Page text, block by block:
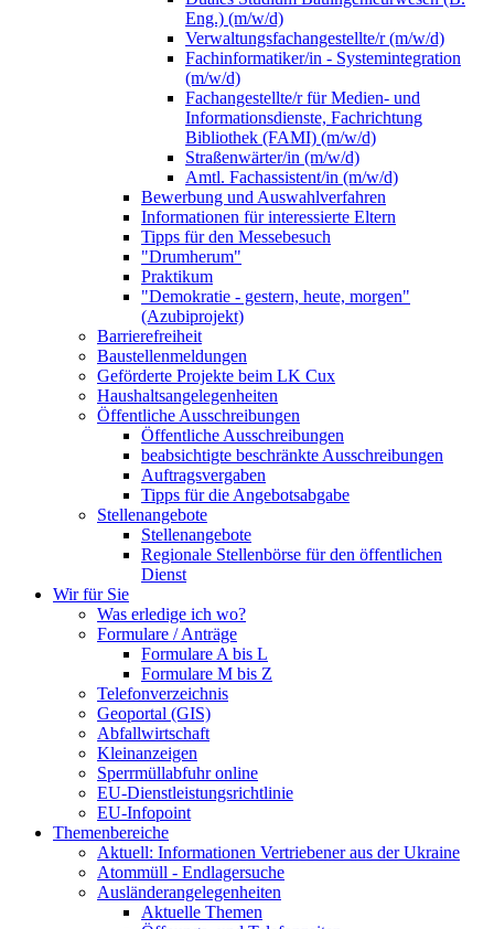
Eng.) (m/w/d)
Verwaltungsfachangestellte/r (m/w/d)
Fachinformatiker/in - Systemintegration
(m/w/d)
Fachangestellte/r für Medien- und
Informationsdienste, Fachrichtung
Bibliothek (FAMI) (m/w/d)
Straßenwärter/in (m/w/d)
Amtl. Fachassistent/in (m/w/d)
Bewerbung und Auswahlverfahren
Informationen für interessierte Eltern
Tipps für den Messebesuch
"Drumherum"
Praktikum
"Demokratie - gestern, heute, morgen"
(Azubiprojekt)
Barrierefreiheit
Baustellenmeldungen
Geförderte Projekte beim LK Cux
Haushaltsangelegenheiten
Öffentliche Ausschreibungen
Öffentliche Ausschreibungen
beabsichtigte beschränkte Ausschreibungen
Auftragsvergaben
Tipps für die Angebotsabgabe
Stellenangebote
Stellenangebote
Regionale Stellenbörse für den öffentlichen
Dienst
Wir für Sie
Was erledige ich wo?
Formulare / Anträge
Formulare A bis L
Formulare M bis Z
Telefonverzeichnis
Geoportal (GIS)
Abfallwirtschaft
Kleinanzeigen
Sperrmüllabfuhr online
EU-Dienstleistungsrichtlinie
EU-Infopoint
Themenbereiche
Aktuell: Informationen Vertriebener aus der Ukraine
Atommüll - Endlagersuche
Ausländerangelegenheiten
Aktuelle Themen